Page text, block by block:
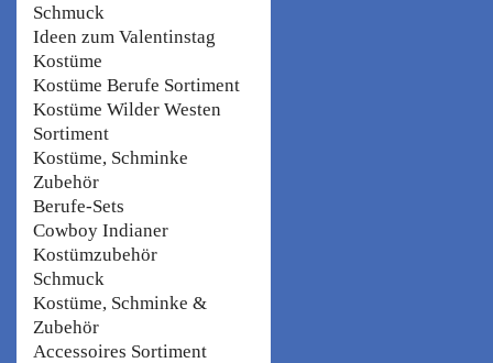
Schmuck
Ideen zum Valentinstag
Kostüme
Kostüme Berufe Sortiment
Kostüme Wilder Westen
Sortiment
Kostüme, Schminke
Zubehör
Berufe-Sets
Cowboy Indianer
Kostümzubehör
Schmuck
Kostüme, Schminke &
Zubehör
Accessoires Sortiment